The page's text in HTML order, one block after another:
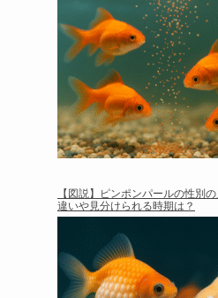
【図説】ピンポンパールの性別
違いや見分けられる時期は？